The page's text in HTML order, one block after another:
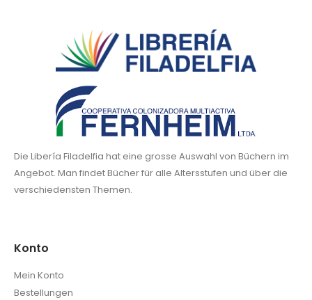
Die Libería Filadelfia hat eine grosse Auswahl von Büchern im
Angebot. Man findet Bücher für alle Altersstufen und über die
verschiedensten Themen.
Konto
Mein Konto
Bestellungen